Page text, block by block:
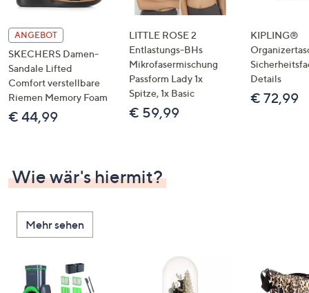
links
bzw.
rechts,
um
diese
anzuzeigen.
ANGEBOT
SKECHERS Damen-
Sandale Lifted
Comfort verstellbare
Riemen Memory Foam
€ 44,99
LITTLE ROSE 2
Entlastungs-BHs
Mikrofasermischung
Passform Lady 1x
Spitze, 1x Basic
€ 59,99
KIPLING®
Details
€ 72,99
Wie wär's hiermit?
Mehr sehen